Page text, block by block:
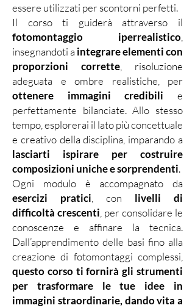
essere utilizzati per scontorni perfetti.
Il corso ti guiderà attraverso il
fotomontaggio iperrealistico
insegnandoti aintegrareelementi con
proporzioni corrette , risoluzione
adeguata e ombre realistiche, per
ottenere immagini credibili e
perfettamente bilanciate. Allo stesso
tempo, esplorerai il lato più concettuale
e creativo della disciplina, imparando a
lasciarti ispirare per costruire
composizioni uniche e sorprendenti.
Ogni modulo è accompagnato da
esercizi pratici , con livelli di
difficoltà crescenti , per consolidare le
conoscenze e affinare la tecnica.
Dall’apprendimento delle basi fino alla
creazione di fotomontaggi complessi,
questo corso ti fornirà gli strumenti
per trasformare le tue idee in
immagini straordinarie, dando vita a